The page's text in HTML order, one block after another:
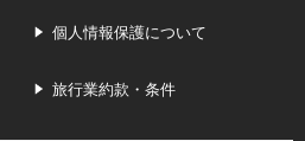
個人情報保護について
旅行業約款・条件